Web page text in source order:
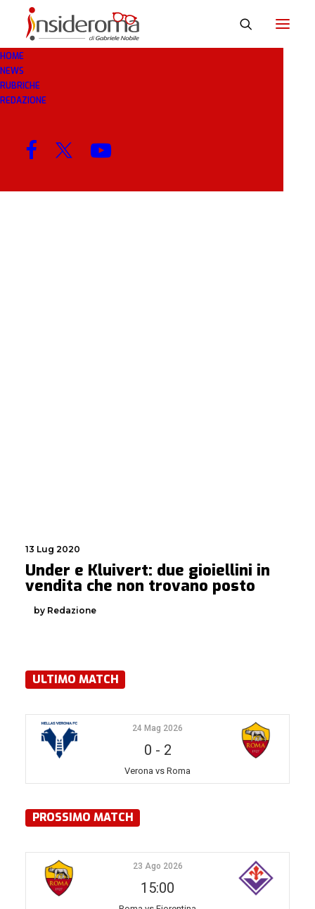
HOME
NEWS
RUBRICHE
REDAZIONE
GIOIELLINI
MENU
13 Lug 2020
Under e Kluivert: due gioiellini in
vendita che non trovano posto
by Redazione
ULTIMO MATCH
24 Mag 2026
0 - 2
Verona vs Roma
PROSSIMO MATCH
23 Ago 2026
15:00